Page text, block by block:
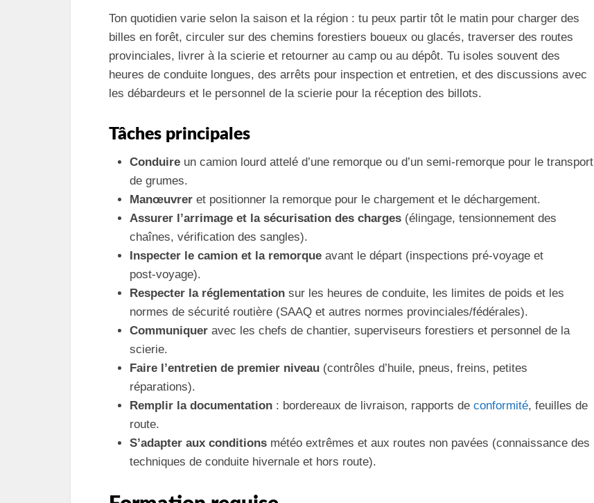
Ton quotidien varie selon la saison et la région : tu peux partir tôt le matin pour charger des
billes en forêt, circuler sur des chemins forestiers boueux ou glacés, traverser des routes
provinciales, livrer à la scierie et retourner au camp ou au dépôt. Tu isoles souvent des
heures de conduite longues, des arrêts pour inspection et entretien, et des discussions avec
les débardeurs et le personnel de la scierie pour la réception des billots.
Tâches principales
Conduire un camion lourd attelé d’une remorque ou d’un semi‑remorque pour le transport
de grumes.
Manœuvrer et positionner la remorque pour le chargement et le déchargement.
Assurer l’arrimage et la sécurisation des charges (élingage, tensionnement des
chaînes, vérification des sangles).
Inspecter le camion et la remorque avant le départ (inspections pré‑voyage et
post‑voyage).
Respecter la réglementation sur les heures de conduite, les limites de poids et les
normes de sécurité routière (SAAQ et autres normes provinciales/fédérales).
Communiquer avec les chefs de chantier, superviseurs forestiers et personnel de la
scierie.
Faire l’entretien de premier niveau (contrôles d’huile, pneus, freins, petites
réparations).
Remplir la documentation : bordereaux de livraison, rapports de conformité, feuilles de
route.
S’adapter aux conditions météo extrêmes et aux routes non pavées (connaissance des
techniques de conduite hivernale et hors route).